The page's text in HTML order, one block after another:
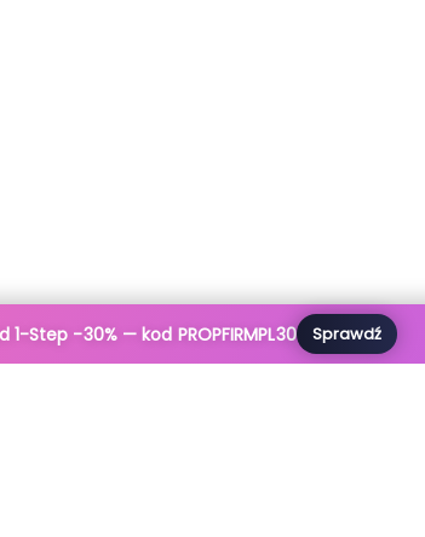
1-Step -30% — kod PROPFIRMPL30 Sprawdź